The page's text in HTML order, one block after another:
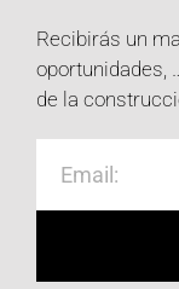
Recibirás un
oportunidades,
de la